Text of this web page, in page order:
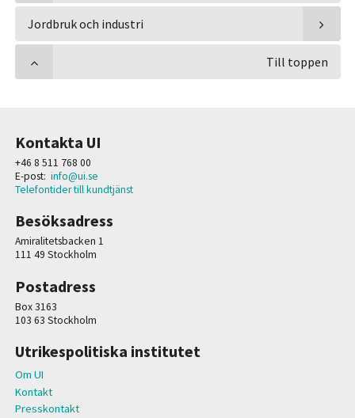
Jordbruk och industri
Till toppen
Kontakta UI
+46 8 511 768 00
E-post: info@ui.se
Telefontider till kundtjänst
Besöksadress
Amiralitetsbacken 1
111 49 Stockholm
Postadress
Box 3163
103 63 Stockholm
Utrikespolitiska institutet
Om UI
Kontakt
Presskontakt